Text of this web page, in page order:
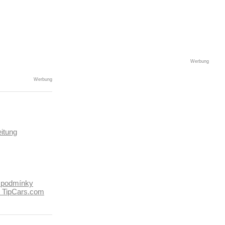
Werbung
Werbung